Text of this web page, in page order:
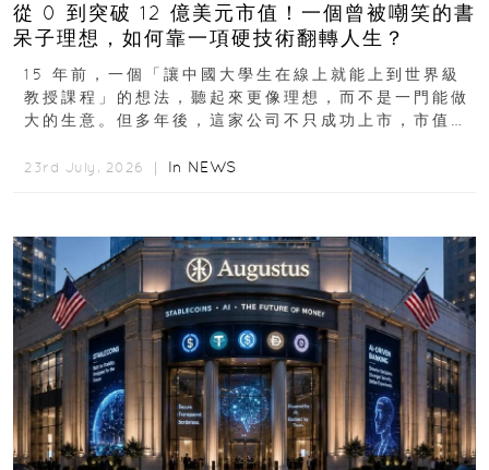
從 0 到突破 12 億美元市值！一個曾被嘲笑的書
呆子理想，如何靠一項硬技術翻轉人生？
15 年前，一個「讓中國大學生在線上就能上到世界級
教授課程」的想法，聽起來更像理想，而不是一門能做
大的生意。但多年後，這家公司不只成功上市，市值更
23rd July, 2026 ｜ In NEWS